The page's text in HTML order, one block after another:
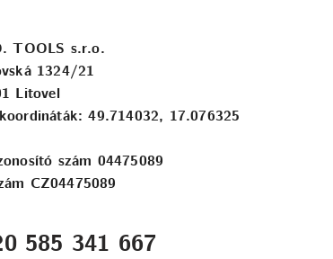
TOOLS s.r.o.
1324/21
Litovel
49.714032, 17.076325
szám 04475089
CZ04475089
585 341 667